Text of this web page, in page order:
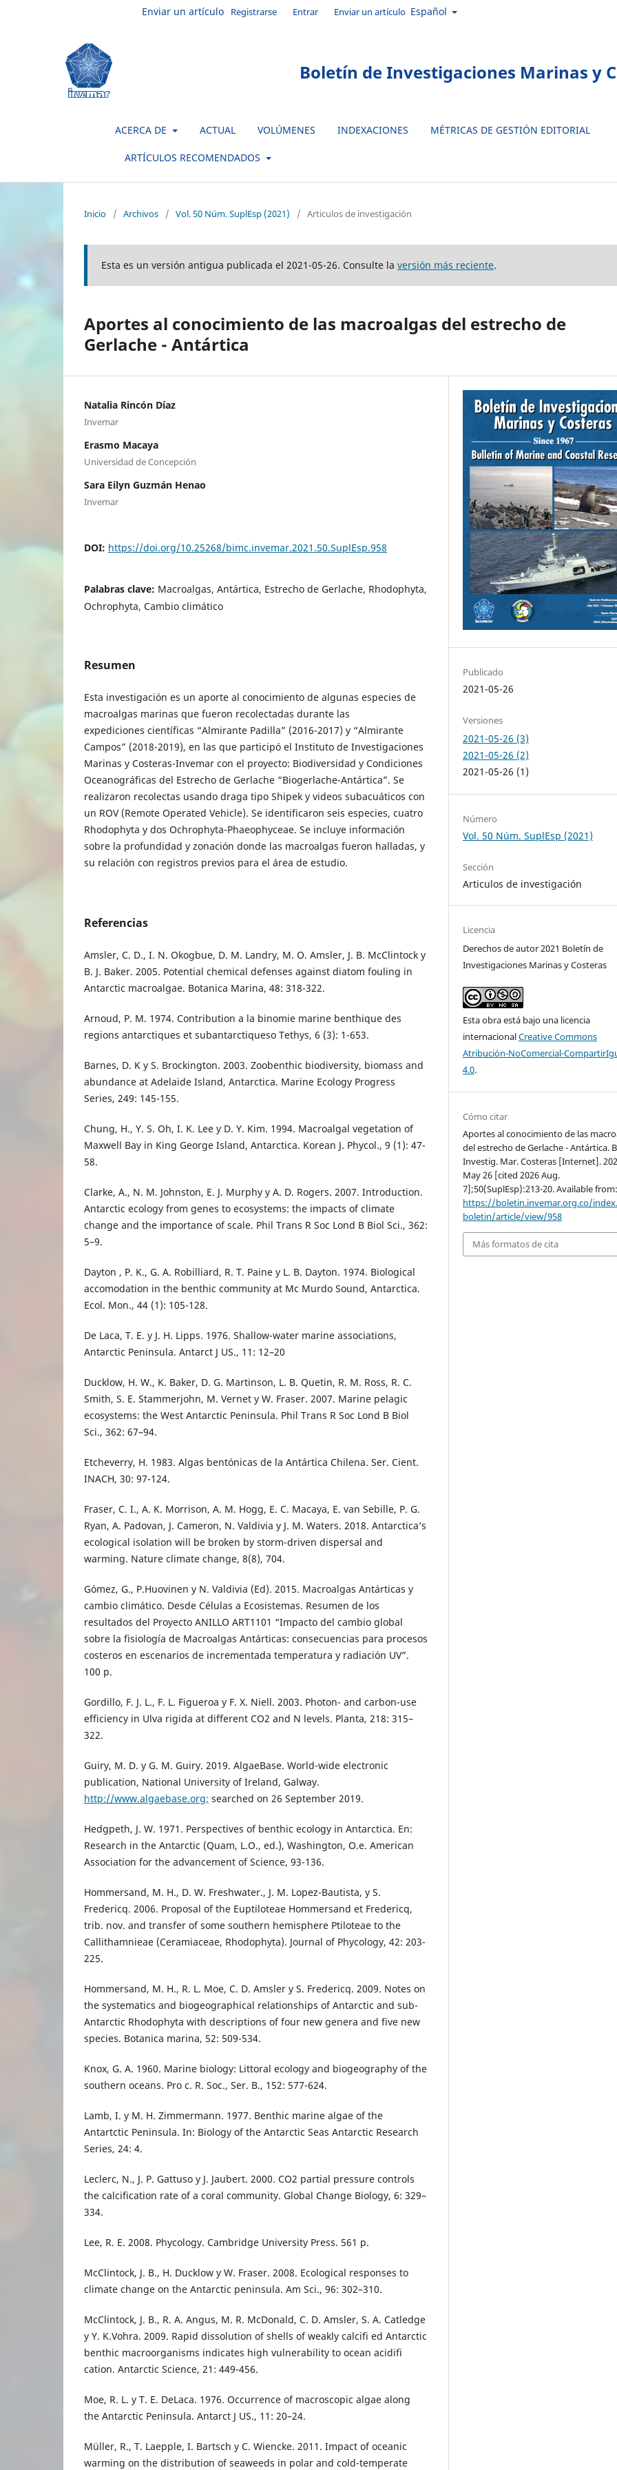
Boletín de Investigaciones Marinas y
ACERCA DE ACTUAL VOLÚMENES INDEXACIONES MÉTRICAS DE GESTIÓN EDITORIAL
ARTÍCULOS RECOMENDADOS
Enviar un artículo Registrarse Entrar Enviar un artículo Idioma
Español
Inicio / Archivos / Vol. 50 Núm. SuplEsp (2021) / Articulos de investigación
Esta es un versión antigua publicada el 2021-05-26. Consulte la versión más reciente.
Aportes al conocimiento de las macroalgas del estrecho de
Gerlache - Antártica
Natalia Rincón Díaz
Invemar
Erasmo Macaya
Universidad de Concepción
Sara Eilyn Guzmán Henao
Invemar
DOI: https://doi.org/10.25268/bimc.invemar.2021.50.SuplEsp.958
Palabras clave: Macroalgas, Antártica, Estrecho de Gerlache, Rhodophyta,
Ochrophyta, Cambio climático
Resumen
Esta investigación es un aporte al conocimiento de algunas especies de
macroalgas marinas que fueron recolectadas durante las
expediciones científicas “Almirante Padilla” (2016-2017) y “Almirante
Campos” (2018-2019), en las que participó el Instituto de Investigaciones
Marinas y Costeras-Invemar con el proyecto: Biodiversidad y Condiciones
Oceanográficas del Estrecho de Gerlache “Biogerlache-Antártica”. Se
realizaron recolectas usando draga tipo Shipek y videos subacuáticos con
un ROV (Remote Operated Vehicle). Se identificaron seis especies, cuatro
Rhodophyta y dos Ochrophyta-Phaeophyceae. Se incluye información
sobre la profundidad y zonación donde las macroalgas fueron halladas, y
su relación con registros previos para el área de estudio.
Referencias
Amsler, C. D., I. N. Okogbue, D. M. Landry, M. O. Amsler, J. B. McClintock y
B. J. Baker. 2005. Potential chemical defenses against diatom fouling in
Antarctic macroalgae. Botanica Marina, 48: 318-322.
Arnoud, P. M. 1974. Contribution a la binomie marine benthique des
regions antarctiques et subantarctiqueso Tethys, 6 (3): 1-653.
Barnes, D. K y S. Brockington. 2003. Zoobenthic biodiversity, biomass and
abundance at Adelaide Island, Antarctica. Marine Ecology Progress
Series, 249: 145-155.
Chung, H., Y. S. Oh, I. K. Lee y D. Y. Kim. 1994. Macroalgal vegetation of
Maxwell Bay in King George Island, Antarctica. Korean J. Phycol., 9 (1): 47-
58.
Clarke, A., N. M. Johnston, E. J. Murphy y A. D. Rogers. 2007. Introduction.
Antarctic ecology from genes to ecosystems: the impacts of climate
change and the importance of scale. Phil Trans R Soc Lond B Biol Sci., 362:
5–9.
Dayton , P. K., G. A. Robilliard, R. T. Paine y L. B. Dayton. 1974. Biological
accomodation in the benthic community at Mc Murdo Sound, Antarctica.
Ecol. Mon., 44 (1): 105-128.
De Laca, T. E. y J. H. Lipps. 1976. Shallow-water marine associations,
Antarctic Peninsula. Antarct J US., 11: 12–20
Ducklow, H. W., K. Baker, D. G. Martinson, L. B. Quetin, R. M. Ross, R. C.
Smith, S. E. Stammerjohn, M. Vernet y W. Fraser. 2007. Marine pelagic
ecosystems: the West Antarctic Peninsula. Phil Trans R Soc Lond B Biol
Sci., 362: 67–94.
Etcheverry, H. 1983. Algas bentónicas de la Antártica Chilena. Ser. Cient.
INACH, 30: 97-124.
Fraser, C. I., A. K. Morrison, A. M. Hogg, E. C. Macaya, E. van Sebille, P. G.
Ryan, A. Padovan, J. Cameron, N. Valdivia y J. M. Waters. 2018. Antarctica’s
ecological isolation will be broken by storm-driven dispersal and
warming. Nature climate change, 8(8), 704.
Gómez, G., P.Huovinen y N. Valdivia (Ed). 2015. Macroalgas Antárticas y
cambio climático. Desde Células a Ecosistemas. Resumen de los
resultados del Proyecto ANILLO ART1101 “Impacto del cambio global
sobre la fisiología de Macroalgas Antárticas: consecuencias para procesos
costeros en escenarios de incrementada temperatura y radiación UV”.
100 p.
Gordillo, F. J. L., F. L. Figueroa y F. X. Niell. 2003. Photon- and carbon-use
efficiency in Ulva rigida at different CO2 and N levels. Planta, 218: 315–
322.
Guiry, M. D. y G. M. Guiry. 2019. AlgaeBase. World-wide electronic
publication, National University of Ireland, Galway.
http://www.algaebase.org; searched on 26 September 2019.
Hedgpeth, J. W. 1971. Perspectives of benthic ecology in Antarctica. En:
Research in the Antarctic (Quam, L.O., ed.), Washington, O.e. American
Association for the advancement of Science, 93-136.
Hommersand, M. H., D. W. Freshwater., J. M. Lopez-Bautista, y S.
Fredericq. 2006. Proposal of the Euptiloteae Hommersand et Fredericq,
trib. nov. and transfer of some southern hemisphere Ptiloteae to the
Callithamnieae (Ceramiaceae, Rhodophyta). Journal of Phycology, 42: 203-
225.
Hommersand, M. H., R. L. Moe, C. D. Amsler y S. Fredericq. 2009. Notes on
the systematics and biogeographical relationships of Antarctic and sub-
Antarctic Rhodophyta with descriptions of four new genera and five new
species. Botanica marina, 52: 509-534.
Knox, G. A. 1960. Marine biology: Littoral ecology and biogeography of the
southern oceans. Pro c. R. Soc., Ser. B., 152: 577-624.
Lamb, I. y M. H. Zimmermann. 1977. Benthic marine algae of the
Antartctic Peninsula. In: Biology of the Antarctic Seas Antarctic Research
Series, 24: 4.
Leclerc, N., J. P. Gattuso y J. Jaubert. 2000. CO2 partial pressure controls
the calcification rate of a coral community. Global Change Biology, 6: 329–
334.
Lee, R. E. 2008. Phycology. Cambridge University Press. 561 p.
McClintock, J. B., H. Ducklow y W. Fraser. 2008. Ecological responses to
climate change on the Antarctic peninsula. Am Sci., 96: 302–310.
McClintock, J. B., R. A. Angus, M. R. McDonald, C. D. Amsler, S. A. Catledge
y Y. K.Vohra. 2009. Rapid dissolution of shells of weakly calcifi ed Antarctic
benthic macroorganisms indicates high vulnerability to ocean acidifi
cation. Antarctic Science, 21: 449-456.
Moe, R. L. y T. E. DeLaca. 1976. Occurrence of macroscopic algae along
the Antarctic Peninsula. Antarct J US., 11: 20–24.
Müller, R., T. Laepple, I. Bartsch y C. Wiencke. 2011. Impact of oceanic
warming on the distribution of seaweeds in polar and cold-temperate
Publicado
2021-05-26
Versiones
2021-05-26 (3)
2021-05-26 (2)
2021-05-26 (1)
Número
Vol. 50 Núm. SuplEsp (2021)
Sección
Articulos de investigación
Licencia
Derechos de autor 2021 Boletín de
Investigaciones Marinas y Costeras
Esta obra está bajo una licencia
internacionalCreative Commons
Atribución-NoComercial-
4.0.
Cómo citar
Aportes al conocimiento de las
del estrecho de Gerlache - Antártica.
Investig. Mar. Costeras [Internet].
May 26 [cited 2026 Aug.
7];50(SuplEsp):213-20. Available from:
https://boletin.invemar.org.co/
boletin/article/view/958
Más formatos de cita